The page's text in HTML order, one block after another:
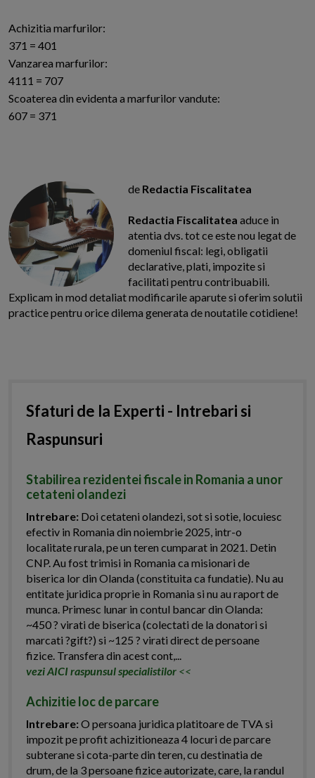
Achizitia marfurilor:
371 = 401
Vanzarea marfurilor:
4111 = 707
Scoaterea din evidenta a marfurilor vandute:
607 = 371
de Redactia Fiscalitatea
Redactia Fiscalitatea aduce in
atentia dvs. tot ce este nou legat de
domeniul fiscal: legi, obligatii
declarative, plati, impozite si
facilitati pentru contribuabili.
Explicam in mod detaliat modificarile aparute si oferim solutii
practice pentru orice dilema generata de noutatile cotidiene!
Sfaturi de la Experti - Intrebari si
Raspunsuri
Stabilirea rezidentei fiscale in Romania a unor
cetateni olandezi
Intrebare: Doi cetateni olandezi, sot si sotie, locuiesc
efectiv in Romania din noiembrie 2025, intr-o
localitate rurala, pe un teren cumparat in 2021. Detin
CNP. Au fost trimisi in Romania ca misionari de
biserica lor din Olanda (constituita ca fundatie). Nu au
entitate juridica proprie in Romania si nu au raport de
munca. Primesc lunar in contul bancar din Olanda:
~450 ? virati de biserica (colectati de la donatori si
marcati ?gift?) si ~125 ? virati direct de persoane
fizice. Transfera din acest cont,...
vezi AICI raspunsul specialistilor <<
Achizitie loc de parcare
Intrebare:O persoana juridica platitoare de TVA si
impozit pe profit achizitioneaza 4 locuri de parcare
subterane si cota-parte din teren, cu destinatia de
drum, de la 3 persoane fizice autorizate, care, la randul